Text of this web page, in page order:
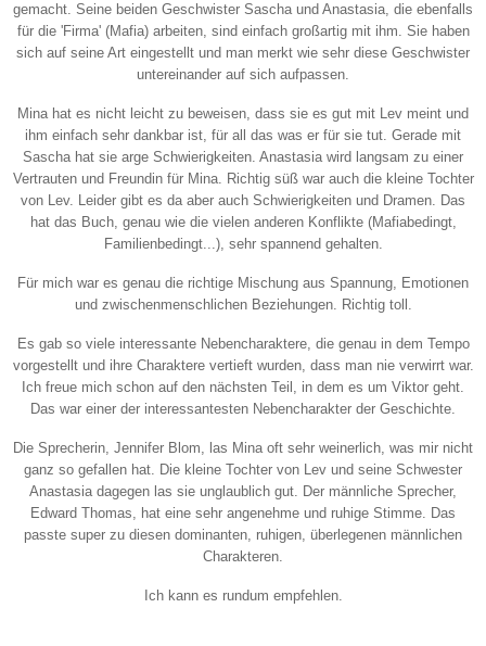
gemacht. Seine beiden Geschwister Sascha und Anastasia, die ebenfalls
für die 'Firma' (Mafia) arbeiten, sind einfach großartig mit ihm. Sie haben
sich auf seine Art eingestellt und man merkt wie sehr diese Geschwister
untereinander auf sich aufpassen.
Mina hat es nicht leicht zu beweisen, dass sie es gut mit Lev meint und
ihm einfach sehr dankbar ist, für all das was er für sie tut. Gerade mit
Sascha hat sie arge Schwierigkeiten. Anastasia wird langsam zu einer
Vertrauten und Freundin für Mina. Richtig süß war auch die kleine Tochter
von Lev. Leider gibt es da aber auch Schwierigkeiten und Dramen. Das
hat das Buch, genau wie die vielen anderen Konflikte (Mafiabedingt,
Familienbedingt...), sehr spannend gehalten.
Für mich war es genau die richtige Mischung aus Spannung, Emotionen
und zwischenmenschlichen Beziehungen. Richtig toll.
Es gab so viele interessante Nebencharaktere, die genau in dem Tempo
vorgestellt und ihre Charaktere vertieft wurden, dass man nie verwirrt war.
Ich freue mich schon auf den nächsten Teil, in dem es um Viktor geht.
Das war einer der interessantesten Nebencharakter der Geschichte.
Die Sprecherin, Jennifer Blom, las Mina oft sehr weinerlich, was mir nicht
ganz so gefallen hat. Die kleine Tochter von Lev und seine Schwester
Anastasia dagegen las sie unglaublich gut. Der männliche Sprecher,
Edward Thomas, hat eine sehr angenehme und ruhige Stimme. Das
passte super zu diesen dominanten, ruhigen, überlegenen männlichen
Charakteren.
Ich kann es rundum empfehlen.